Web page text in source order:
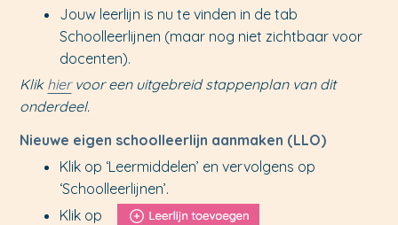
Jouw leerlijn is nu te vinden in de tab
Schoolleerlijnen (maar nog niet zichtbaar voor
docenten).
Klik hiervoor een uitgebreid stappenplan van dit
onderdeel.
Nieuwe eigen schoolleerlijn aanmaken (LLO)
Klik op ‘Leermiddelen’ en vervolgens op
‘Schoolleerlijnen’.
Klik op